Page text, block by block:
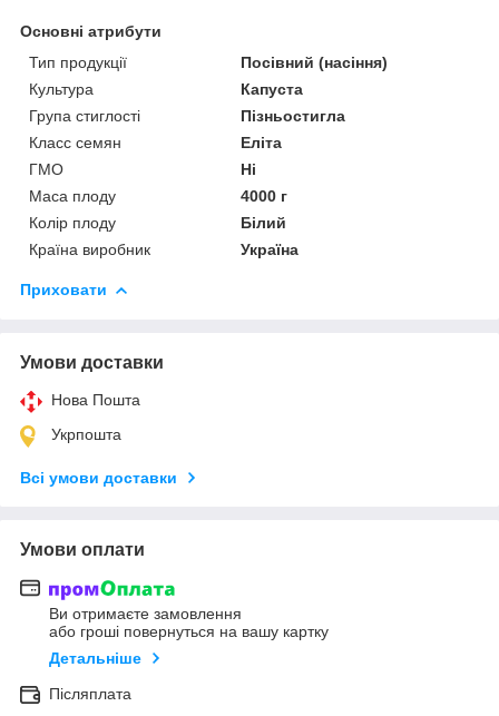
Основні атрибути
Тип продукції
Посівний (насіння)
Культура
Капуста
Група стиглості
Пізньостигла
Класс семян
Еліта
ГМО
Ні
Маса плоду
4000 г
Колір плоду
Білий
Країна виробник
Україна
Приховати
Умови доставки
Нова Пошта
Укрпошта
Всі умови доставки
Умови оплати
Ви отримаєте замовлення
або гроші повернуться на вашу картку
Детальніше
Післяплата